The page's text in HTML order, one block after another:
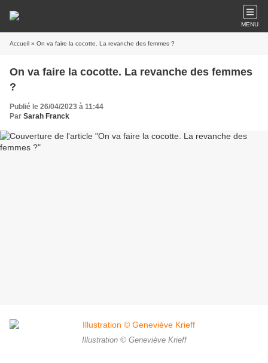
MENU
Accueil » On va faire la cocotte. La revanche des femmes ?
On va faire la cocotte. La revanche des femmes
?
Publié le 26/04/2023 à 11:44
Par Sarah Franck
Illustration © Geneviève Krieff